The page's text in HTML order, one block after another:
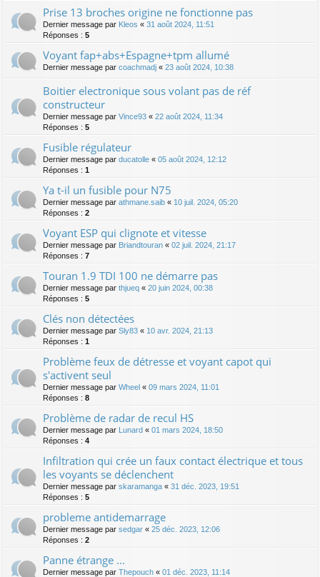
Prise 13 broches origine ne fonctionne pas
Dernier message par Kleos « 31 août 2024, 11:51
Réponses : 5
Voyant fap+abs+Espagne+tpm allumé
Dernier message par coachmadj « 23 août 2024, 10:38
Boitier electronique sous volant pas de réf
constructeur
Dernier message par Vince93 « 22 août 2024, 11:34
Réponses : 5
Fusible régulateur
Dernier message par ducatolle « 05 août 2024, 12:12
Réponses : 1
Ya t-il un fusible pour N75
Dernier message par athmane.saib « 10 juil. 2024, 05:20
Réponses : 2
Voyant ESP qui clignote et vitesse
Dernier message par Briandtouran « 02 juil. 2024, 21:17
Réponses : 7
Touran 1.9 TDI 100 ne démarre pas
Dernier message par thjueq « 20 juin 2024, 00:38
Réponses : 5
Clés non détectées
Dernier message par Sly83 « 10 avr. 2024, 21:13
Réponses : 1
Problème feux de détresse et voyant capot qui
s'activent seul
Dernier message par Wheel « 09 mars 2024, 11:01
Réponses : 8
Problème de radar de recul HS
Dernier message par Lunard « 01 mars 2024, 18:50
Réponses : 4
Infiltration qui crée un faux contact électrique et tous
les voyants se déclenchent
Dernier message par skaramanga « 31 déc. 2023, 19:51
Réponses : 5
probleme antidemarrage
Dernier message par sedgar « 25 déc. 2023, 12:06
Réponses : 2
Panne étrange ...
Dernier message par Thepouch « 01 déc. 2023, 11:14